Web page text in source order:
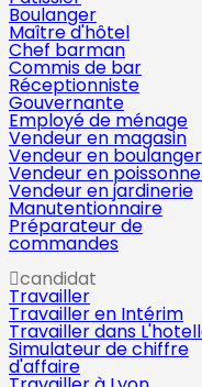
Boulanger
Maître d'hôtel
Chef barman
Commis de bar
Réceptionniste
Gouvernante
Employé de ménage
Vendeur en magasin
Vendeur en
Vendeur en
Vendeur en jardinerie
Manutentionnaire
Préparateur de
commandes
candidat
Travailler
Travailler en Intérim
Travailler dans
Simulateur de chiffre
d'affaire